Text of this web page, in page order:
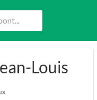
Louis